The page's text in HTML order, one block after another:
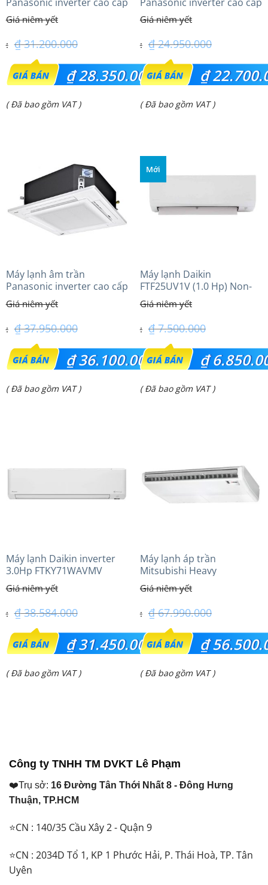
(2.5Hp) S-1821PU3HA/U-
21PRH1H5
₫31.200.000
Giá
gốc
là:
₫28.350.000
Giá
₫ 28.350.000.
( Đã bao gồm VAT )
(2.0 Hp) S-1821PU3HA/U-
18PRH1H5
₫24.950.000
Giá
gốc
là:
₫
Giá
₫ 22.700.000.
( Đã bao gồm VAT )
Máy lạnh âm trần
Panasonic inverter cao cấp
(4.0Hp) S-3448PU3HA/U-
34PRH1H5
₫37.950.000
Giá
gốc
là:
₫36.100.000
Giá
₫ 36.100.000.
( Đã bao gồm VAT )
Mới
Máy lạnh Daikin
FTF25UV1V (1.0 Hp) Non-
inverter Thái lan
₫7.500.000
Giá
gốc
là:
₫
Giá
₫ 6.850.000.
( Đã bao gồm VAT )
Máy lạnh Daikin inverter
3.0Hp FTKY71WAVMV
₫38.584.000
Giá
gốc
là:
₫31.450.000
Giá
( Đã bao gồm VAT )
Máy lạnh áp trần
Mitsubishi Heavy
FDE140VG (6.0Hp) Cao cấp
– 1 Pha
₫67.990.000
Giá
gốc
là:
₫
Giá
( Đã bao gồm VAT )
Công ty TNHH TM DVKT Lê Phạm
❤️Trụ sở: 16 Đường Tân Thới Nhất 8 - Đông Hưng
Thuận, TP.HCM
⭐CN : 140/35 Cầu Xây 2 - Quận 9
⭐CN : 2034D Tổ 1, KP 1 Phước Hải, P. Thái Hoà, TP. Tân
Uyên